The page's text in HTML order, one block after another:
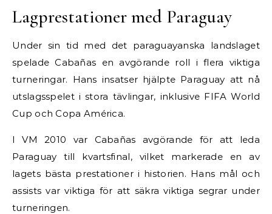
Lagprestationer med Paraguay
Under sin tid med det paraguayanska landslaget
spelade Cabañas en avgörande roll i flera viktiga
turneringar. Hans insatser hjälpte Paraguay att nå
utslagsspelet i stora tävlingar, inklusive FIFA World
Cup och Copa América.
I VM 2010 var Cabañas avgörande för att leda
Paraguay till kvartsfinal, vilket markerade en av
lagets bästa prestationer i historien. Hans mål och
assists var viktiga för att säkra viktiga segrar under
turneringen.